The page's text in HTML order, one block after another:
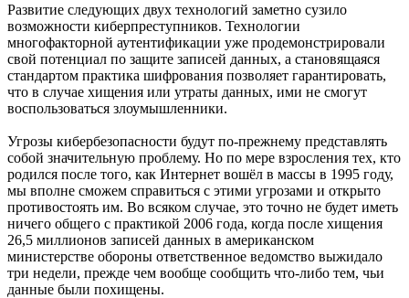
Развитие следующих двух технологий заметно сузило
возможности киберпреступников. Технологии
многофакторной аутентификации уже продемонстрировали
свой потенциал по защите записей данных, а становящаяся
стандартом практика шифрования позволяет гарантировать,
что в случае хищения или утраты данных, ими не смогут
воспользоваться злоумышленники.
Угрозы кибербезопасности будут по-прежнему представлять
собой значительную проблему. Но по мере взросления тех, кто
родился после того, как Интернет вошёл в массы в 1995 году,
мы вполне сможем справиться с этими угрозами и открыто
противостоять им. Во всяком случае, это точно не будет иметь
ничего общего с практикой 2006 года, когда после хищения
26,5 миллионов записей данных в американском
министерстве обороны ответственное ведомство выжидало
три недели, прежде чем вообще сообщить что-либо тем, чьи
данные были похищены.